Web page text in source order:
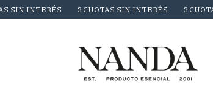
3 CUOTAS SIN INTERÉS 3 CUOTAS SIN